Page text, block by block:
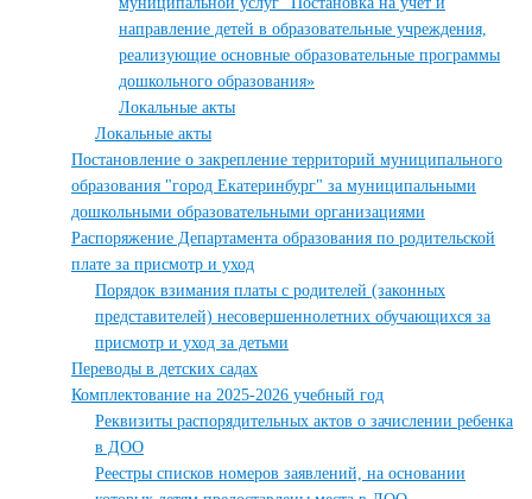
направление детей в образовательные учреждения,
реализующие основные образовательные программы
дошкольного образования»
Локальные акты
Локальные акты
Постановление о закрепление территорий муниципального
образования "город Екатеринбург" за муниципальными
дошкольными образовательными организациями
Распоряжение Департамента образования по родительской
плате за присмотр и уход
Порядок взимания платы с родителей (законных
представителей) несовершеннолетних обучающихся за
присмотр и уход за детьми
Переводы в детских садах
Комплектование на 2025-2026 учебный год
Реквизиты распорядительных актов о зачислении ребенка
в ДОО
Реестры списков номеров заявлений, на основании